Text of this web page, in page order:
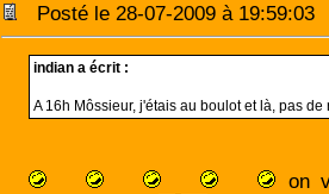
Posté le 28-07-2009 à
indian a écrit :
A 16h Môssieur, j'étais au boulot et là, pas
on